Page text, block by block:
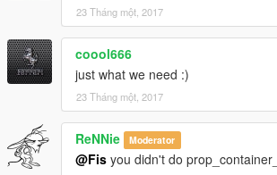
23 Tháng một, 2017
coool666
just what we need :)
23 Tháng một, 2017
ReNNie Moderator
@Fis you didn't do